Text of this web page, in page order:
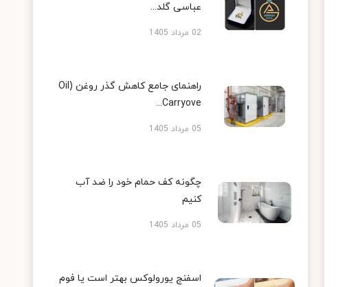
عباسی گلد...
02 مرداد 1405
راهنمای جامع کاهش گذر روغن (Oil
Carryove...
05 مرداد 1405
چگونه کف حمام خود را ضد آب
کنیم
05 مرداد 1405
اسفنج یورولوکس بهتر است یا فوم